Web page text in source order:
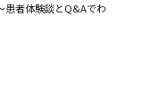
患者体験談とQ&Aでわ